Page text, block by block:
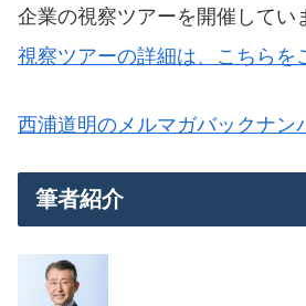
企業の視察ツアーを開催してい
視察ツアーの詳細は、こちらを
西浦道明のメルマガバックナン
筆者紹介